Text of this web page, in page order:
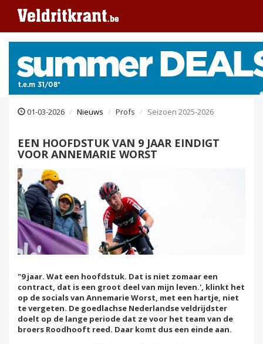
01-03-2026 Nieuws Profs Seizoen 2025-2026
EEN HOOFDSTUK VAN 9 JAAR EINDIGT
VOOR ANNEMARIE WORST
"9 jaar. Wat een hoofdstuk. Dat is niet zomaar een
contract, dat is een groot deel van mijn leven.', klinkt het
op de socials van Annemarie Worst, met een hartje, niet
te vergeten. De goedlachse Nederlandse veldrijdster
doelt op de lange periode dat ze voor het team van de
broers Roodhooft reed. Daar komt dus een einde aan.